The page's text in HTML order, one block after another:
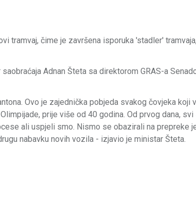
tramvaj, čime je završena isporuka 'stadler'
Adnan Šteta sa direktorom GRAS-a
Ovo je zajednička pobjeda svakog čovjeka koji
prije više od 40 godina. Od prvog dana,
ali uspjeli smo. Nismo se obazirali na prepreke
nabavku novih vozila - izjavio je ministar Šteta.